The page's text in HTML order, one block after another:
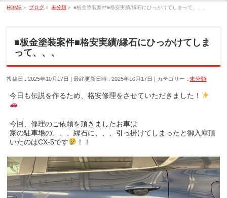
HOME » ブログ » 未分類 » ■板金塗装案件■格安実績/縁石にひっかけてしまって、、、
■板金塗装案件■格安実績/縁石にひっかけてしま
って、、、
投稿日 : 2025年10月17日 最終更新日時 : 2025年10月17日 カテゴリー :未分類
今日も伝説を作るため、格安修理をさせていただきました！
今回、修理のご依頼を頂きましたお車は
家の駐車場の、、、縁石に、、、引っ掛けてしまったと御入庫頂
いたのはCX-5です
！！